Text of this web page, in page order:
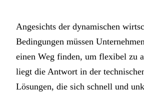
Angesichts der dynamischen
Bedingungen müssen
einen Weg finden, um flexibel zu
liegt die Antwort in der
Lösungen, die sich schnell und